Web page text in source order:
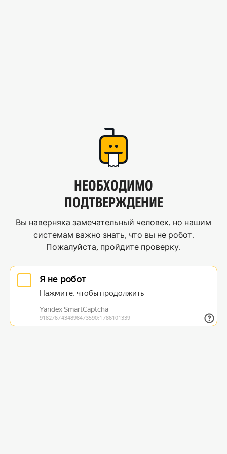
НЕОБХОДИМО
ПОДТВЕРЖДЕНИЕ
Вы наверняка замечательный человек, но нашим
системам важно знать, что вы не робот.
Пожалуйста, пройдите проверку.